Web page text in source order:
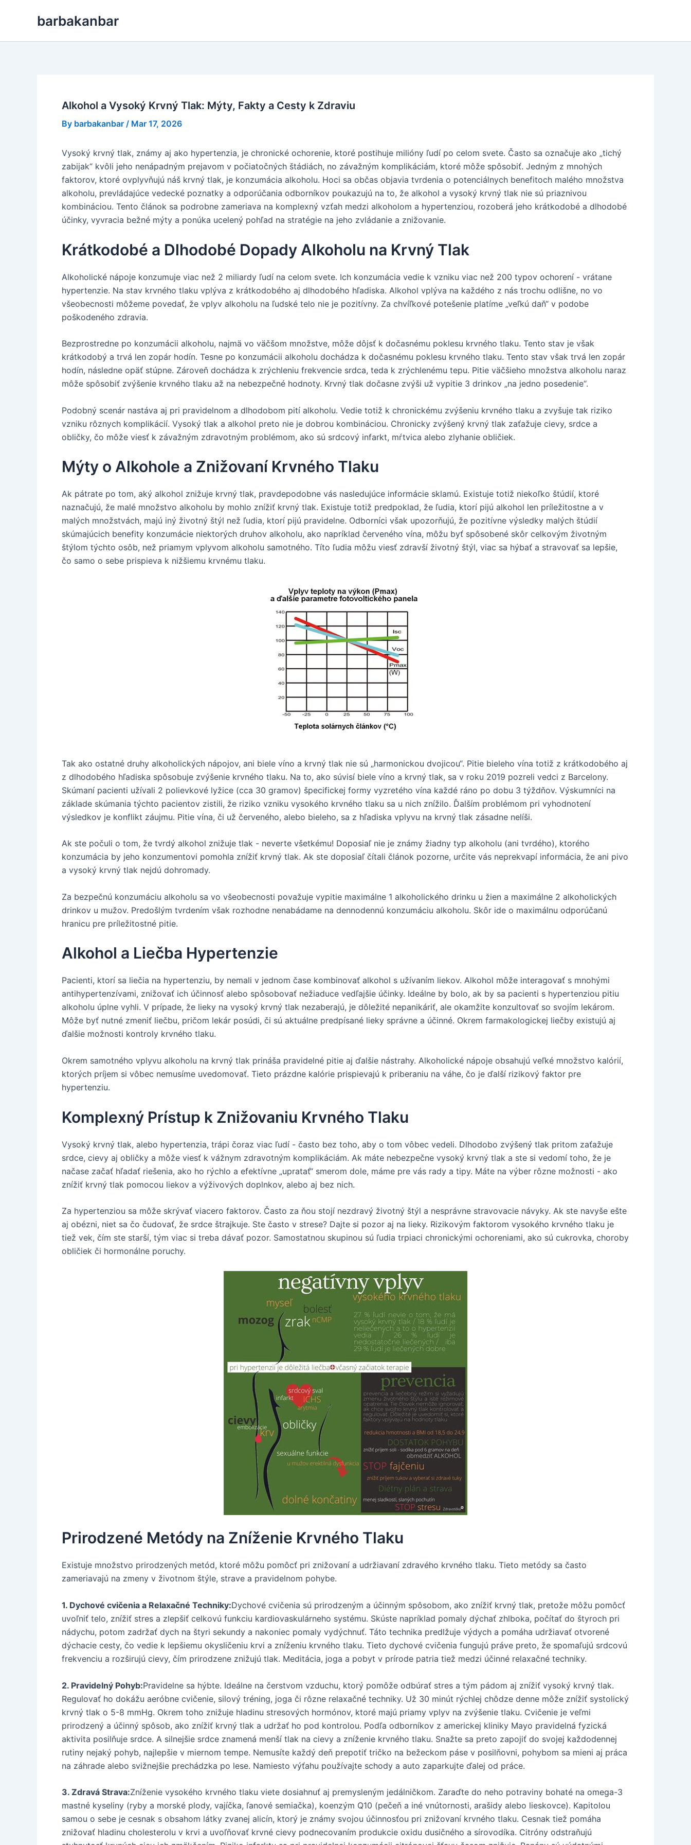
barbakanbar
Alkohol a Vysoký Krvný Tlak: Mýty, Fakty a Cesty k Zdraviu
By barbakanbar / Mar 17, 2026
Vysoký krvný tlak, známy aj ako hypertenzia, je chronické ochorenie, ktoré postihuje milióny ľudí po celom svete. Často sa označuje ako „tichý
zabijak“ kvôli jeho nenápadným prejavom v počiatočných štádiách, no závažným komplikáciám, ktoré môže spôsobiť. Jedným z mnohých
faktorov, ktoré ovplyvňujú náš krvný tlak, je konzumácia alkoholu. Hoci sa občas objavia tvrdenia o potenciálnych benefitoch malého množstva
alkoholu, prevládajúce vedecké poznatky a odporúčania odborníkov poukazujú na to, že alkohol a vysoký krvný tlak nie sú priaznivou
kombináciou. Tento článok sa podrobne zameriava na komplexný vzťah medzi alkoholom a hypertenziou, rozoberá jeho krátkodobé a dlhodobé
účinky, vyvracia bežné mýty a ponúka ucelený pohľad na stratégie na jeho zvládanie a znižovanie.
Krátkodobé a Dlhodobé Dopady Alkoholu na Krvný Tlak
Alkoholické nápoje konzumuje viac než 2 miliardy ľudí na celom svete. Ich konzumácia vedie k vzniku viac než 200 typov ochorení - vrátane
hypertenzie. Na stav krvného tlaku vplýva z krátkodobého aj dlhodobého hľadiska. Alkohol vplýva na každého z nás trochu odlišne, no vo
všeobecnosti môžeme povedať, že vplyv alkoholu na ľudské telo nie je pozitívny. Za chvíľkové potešenie platíme „veľkú daň“ v podobe
poškodeného zdravia.
Bezprostredne po konzumácii alkoholu, najmä vo väčšom množstve, môže dôjsť k dočasnému poklesu krvného tlaku. Tento stav je však
krátkodobý a trvá len zopár hodín. Tesne po konzumácii alkoholu dochádza k dočasnému poklesu krvného tlaku. Tento stav však trvá len zopár
hodín, následne opäť stúpne. Zároveň dochádza k zrýchleniu frekvencie srdca, teda k zrýchlenému tepu. Pitie väčšieho množstva alkoholu naraz
môže spôsobiť zvýšenie krvného tlaku až na nebezpečné hodnoty. Krvný tlak dočasne zvýši už vypitie 3 drinkov „na jedno posedenie“.
Podobný scenár nastáva aj pri pravidelnom a dlhodobom pití alkoholu. Vedie totiž k chronickému zvýšeniu krvného tlaku a zvyšuje tak riziko
vzniku rôznych komplikácií. Vysoký tlak a alkohol preto nie je dobrou kombináciou. Chronicky zvýšený krvný tlak zaťažuje cievy, srdce a
obličky, čo môže viesť k závažným zdravotným problémom, ako sú srdcový infarkt, mŕtvica alebo zlyhanie obličiek.
Mýty o Alkohole a Znižovaní Krvného Tlaku
Ak pátrate po tom, aký alkohol znižuje krvný tlak, pravdepodobne vás nasledujúce informácie sklamú. Existuje totiž niekoľko štúdií, ktoré
naznačujú, že malé množstvo alkoholu by mohlo znížiť krvný tlak. Existuje totiž predpoklad, že ľudia, ktorí pijú alkohol len príležitostne a v
malých množstvách, majú iný životný štýl než ľudia, ktorí pijú pravidelne. Odborníci však upozorňujú, že pozitívne výsledky malých štúdií
skúmajúcich benefity konzumácie niektorých druhov alkoholu, ako napríklad červeného vína, môžu byť spôsobené skôr celkovým životným
štýlom týchto osôb, než priamym vplyvom alkoholu samotného. Títo ľudia môžu viesť zdravší životný štýl, viac sa hýbať a stravovať sa lepšie,
čo samo o sebe prispieva k nižšiemu krvnému tlaku.
Tak ako ostatné druhy alkoholických nápojov, ani biele víno a krvný tlak nie sú „harmonickou dvojicou“. Pitie bieleho vína totiž z krátkodobého aj
z dlhodobého hľadiska spôsobuje zvýšenie krvného tlaku. Na to, ako súvisí biele víno a krvný tlak, sa v roku 2019 pozreli vedci z Barcelony.
Skúmaní pacienti užívali 2 polievkové lyžice (cca 30 gramov) špecifickej formy vyzretého vína každé ráno po dobu 3 týždňov. Výskumníci na
základe skúmania týchto pacientov zistili, že riziko vzniku vysokého krvného tlaku sa u nich znížilo. Ďalším problémom pri vyhodnotení
výsledkov je konflikt záujmu. Pitie vína, či už červeného, alebo bieleho, sa z hľadiska vplyvu na krvný tlak zásadne nelíši.
Ak ste počuli o tom, že tvrdý alkohol znižuje tlak - neverte všetkému! Doposiaľ nie je známy žiadny typ alkoholu (ani tvrdého), ktorého
konzumácia by jeho konzumentovi pomohla znížiť krvný tlak. Ak ste doposiaľ čítali článok pozorne, určite vás neprekvapí informácia, že ani pivo
a vysoký krvný tlak nejdú dohromady.
Za bezpečnú konzumáciu alkoholu sa vo všeobecnosti považuje vypitie maximálne 1 alkoholického drinku u žien a maximálne 2 alkoholických
drinkov u mužov. Predošlým tvrdením však rozhodne nenabádame na dennodennú konzumáciu alkoholu. Skôr ide o maximálnu odporúčanú
hranicu pre príležitostné pitie.
Alkohol a Liečba Hypertenzie
Pacienti, ktorí sa liečia na hypertenziu, by nemali v jednom čase kombinovať alkohol s užívaním liekov. Alkohol môže interagovať s mnohými
antihypertenzívami, znižovať ich účinnosť alebo spôsobovať nežiaduce vedľajšie účinky. Ideálne by bolo, ak by sa pacienti s hypertenziou pitiu
alkoholu úplne vyhli. V prípade, že lieky na vysoký krvný tlak nezaberajú, je dôležité nepanikáriť, ale okamžite konzultovať so svojím lekárom.
Môže byť nutné zmeniť liečbu, pričom lekár posúdi, či sú aktuálne predpísané lieky správne a účinné. Okrem farmakologickej liečby existujú aj
ďalšie možnosti kontroly krvného tlaku.
Okrem samotného vplyvu alkoholu na krvný tlak prináša pravidelné pitie aj ďalšie nástrahy. Alkoholické nápoje obsahujú veľké množstvo kalórií,
ktorých príjem si vôbec nemusíme uvedomovať. Tieto prázdne kalórie prispievajú k priberaniu na váhe, čo je ďalší rizikový faktor pre
hypertenziu.
Komplexný Prístup k Znižovaniu Krvného Tlaku
Vysoký krvný tlak, alebo hypertenzia, trápi čoraz viac ľudí - často bez toho, aby o tom vôbec vedeli. Dlhodobo zvýšený tlak pritom zaťažuje
srdce, cievy aj obličky a môže viesť k vážnym zdravotným komplikáciám. Ak máte nebezpečne vysoký krvný tlak a ste si vedomí toho, že je
načase začať hľadať riešenia, ako ho rýchlo a efektívne „upratať“ smerom dole, máme pre vás rady a tipy. Máte na výber rôzne možnosti - ako
znížiť krvný tlak pomocou liekov a výživových doplnkov, alebo aj bez nich.
Za hypertenziou sa môže skrývať viacero faktorov. Často za ňou stojí nezdravý životný štýl a nesprávne stravovacie návyky. Ak ste navyše ešte
aj obézni, niet sa čo čudovať, že srdce štrajkuje. Ste často v strese? Dajte si pozor aj na lieky. Rizikovým faktorom vysokého krvného tlaku je
tiež vek, čím ste starší, tým viac si treba dávať pozor. Samostatnou skupinou sú ľudia trpiaci chronickými ochoreniami, ako sú cukrovka, choroby
obličiek či hormonálne poruchy.
Prirodzené Metódy na Zníženie Krvného Tlaku
Existuje množstvo prirodzených metód, ktoré môžu pomôcť pri znižovaní a udržiavaní zdravého krvného tlaku. Tieto metódy sa často
zameriavajú na zmeny v životnom štýle, strave a pravidelnom pohybe.
1. Dychové cvičenia a Relaxačné Techniky:Dychové cvičenia sú prirodzeným a účinným spôsobom, ako znížiť krvný tlak, pretože môžu pomôcť
uvoľniť telo, znížiť stres a zlepšiť celkovú funkciu kardiovaskulárneho systému. Skúste napríklad pomaly dýchať zhlboka, počítať do štyroch pri
nádychu, potom zadržať dych na štyri sekundy a nakoniec pomaly vydýchnuť. Táto technika predlžuje výdych a pomáha udržiavať otvorené
dýchacie cesty, čo vedie k lepšiemu okysličeniu krvi a zníženiu krvného tlaku. Tieto dychové cvičenia fungujú práve preto, že spomaľujú srdcovú
frekvenciu a rozširujú cievy, čím prirodzene znižujú tlak. Meditácia, joga a pobyt v prírode patria tiež medzi účinné relaxačné techniky.
2. Pravidelný Pohyb:Pravidelne sa hýbte. Ideálne na čerstvom vzduchu, ktorý pomôže odbúrať stres a tým pádom aj znížiť vysoký krvný tlak.
Regulovať ho dokážu aeróbne cvičenie, silový tréning, joga či rôzne relaxačné techniky. Už 30 minút rýchlej chôdze denne môže znížiť systolický
krvný tlak o 5-8 mmHg. Okrem toho znižuje hladinu stresových hormónov, ktoré majú priamy vplyv na zvýšenie tlaku. Cvičenie je veľmi
prirodzený a účinný spôsob, ako znížiť krvný tlak a udržať ho pod kontrolou. Podľa odborníkov z americkej kliniky Mayo pravidelná fyzická
aktivita posilňuje srdce. A silnejšie srdce znamená menší tlak na cievy a zníženie krvného tlaku. Snažte sa preto zapojiť do svojej každodennej
rutiny nejaký pohyb, najlepšie v miernom tempe. Nemusíte každý deň prepotiť tričko na bežeckom páse v posilňovni, pohybom sa mieni aj práca
na záhrade alebo svižnejšie prechádzka po lese. Namiesto výťahu používajte schody a auto zaparkujte ďalej od práce.
3. Zdravá Strava:Zníženie vysokého krvného tlaku viete dosiahnuť aj premysleným jedálničkom. Zaraďte do neho potraviny bohaté na omega-3
mastné kyseliny (ryby a morské plody, vajíčka, ľanové semiačka), koenzým Q10 (pečeň a iné vnútornosti, arašidy alebo lieskovce). Kapitolou
samou o sebe je cesnak s obsahom látky zvanej alicín, ktorý je známy svojou účinnosťou pri znižovaní krvného tlaku. Cesnak tiež pomáha
znižovať hladinu cholesterolu v krvi a uvoľňovať krvné cievy podnecovaním produkcie oxidu dusičného a sírovodíka. Citróny odstraňujú